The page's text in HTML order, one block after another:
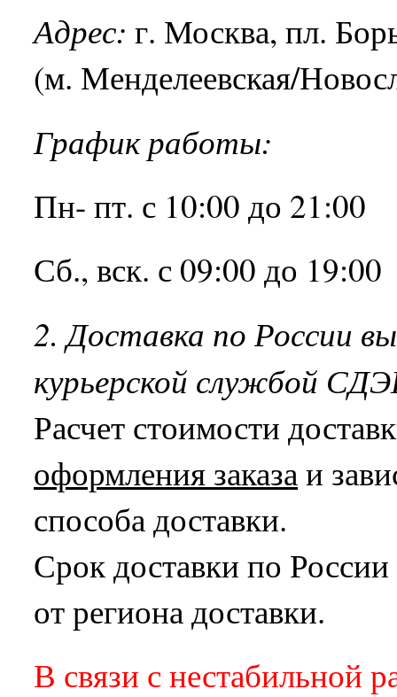
Адрес: г. Москва, пл.
(м. Менделеевская/
График работы:
Пн- пт. с 10:00 до 21:00
Сб., вск. с 09:00 до 19:00
2. Доставка по России
курьерской службой
Расчет стоимости
оформления заказаи
способа доставки.
Срок доставки по
от региона доставки.
В связи с нестабильной